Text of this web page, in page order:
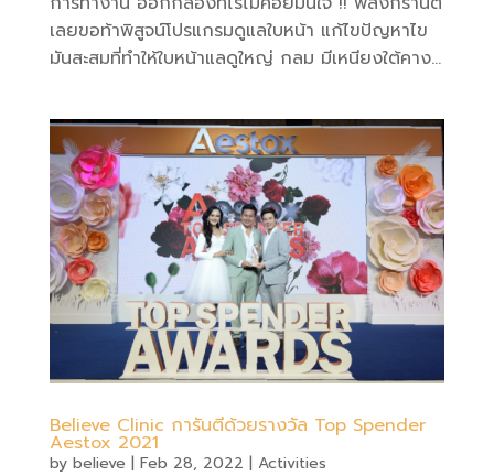
เลยขอท้าพิสูจน์โปรแกรมดูแลใบหน้า แก้ไขปัญหาไข
มันสะสมที่ทำให้ใบหน้าแลดูใหญ่ กลม มีเหนียงใต้คาง...
Believe Clinic การันตีด้วยรางวัล Top Spender
Aestox 2021
by believe | Feb 28, 2022 | Activities